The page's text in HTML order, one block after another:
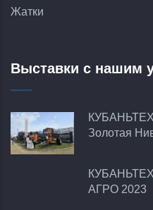
Жатки
Выставки с нашим
Золотая
АГРО 2023